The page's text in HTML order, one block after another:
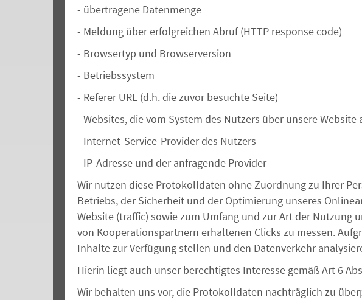
- übertragene Datenmenge
- Meldung über erfolgreichen Abruf (HTTP response code)
- Browsertyp und Browserversion
- Betriebssystem
- Referer URL (d.h. die zuvor besuchte Seite)
- Websites, die vom System des Nutzers über unsere Website
- Internet-Service-Provider des Nutzers
- IP-Adresse und der anfragende Provider
Wir nutzen diese Protokolldaten ohne Zuordnung zu Ihrer
Betriebs, der Sicherheit und der Optimierung unseres
Website (traffic) sowie zum Umfang und zur Art der Nutzung
von Kooperationspartnern erhaltenen Clicks zu messen.
Inhalte zur Verfügung stellen und den Datenverkehr
Hierin liegt auch unser berechtigtes Interesse gemäß Art 6
Wir behalten uns vor, die Protokolldaten nachträglich zu